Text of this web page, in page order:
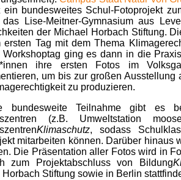
ein bundesweites Schul-Fotoprojekt
das Lise-Meitner-Gymnasium aus
der Michael Horbach Stiftung.
ersten Tag mit dem Thema
Workshoptag ging es dann in die
ihre ersten Fotos im
um bis zur großen
zu produzieren.
bundesweite Teilnahme gibt es
(z.B. Umweltstation
Klimaschutz, sodass
mitarbeiten können. Darüber
Die Präsentation aller Fotos wird in
zum Projektabschluss von Bildung
Horbach Stiftung sowie in Berlin